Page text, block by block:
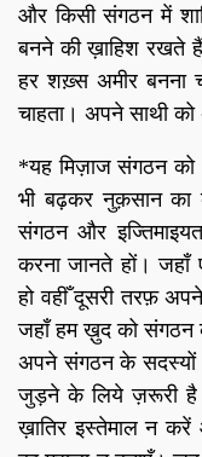
और किसी संगठन में
बनने की ख़ाहिश रखते
हर शख़्स अमीर बनना
चाहता। अपने साथी को
*यह मिज़ाज संगठन
भी बढ़कर नुक़सान का
संगठन और
करना जानते हों। जहाँ
हो वहीँ दूसरी तरफ़
जहाँ हम ख़ुद को संगठन
अपने संगठन के सदस्यों
जुड़ने के लिये ज़रूरी है
ख़ातिर इस्तेमाल न